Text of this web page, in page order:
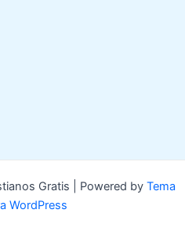
Gratis | Powered by Tema
WordPress